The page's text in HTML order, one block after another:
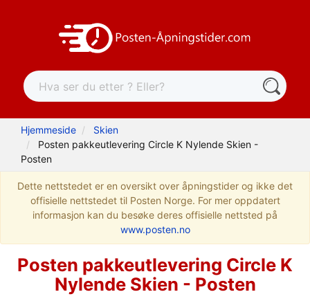
Hjemmeside
Skien
Posten pakkeutlevering Circle K Nylende Skien -
Posten
Dette nettstedet er en oversikt over åpningstider og ikke det
offisielle nettstedet til Posten Norge. For mer oppdatert
informasjon kan du besøke deres offisielle nettsted på
www.posten.no
Posten pakkeutlevering Circle K
Nylende Skien - Posten